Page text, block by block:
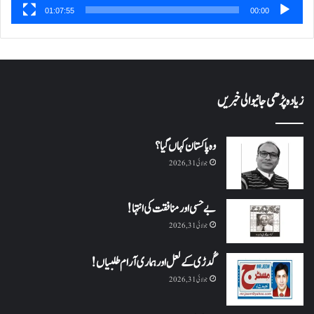
00:00
01:07:55
زیادہ پڑھی جانیوالی خبریں
وہ پاکستان کہاں گیا؟
جولائی 31, 2026
بے حسی اور منافقت کی انتہا !
جولائی 31, 2026
گُدڑی کے لعل اور ہماری آرام طلبیاں!
جولائی 31, 2026